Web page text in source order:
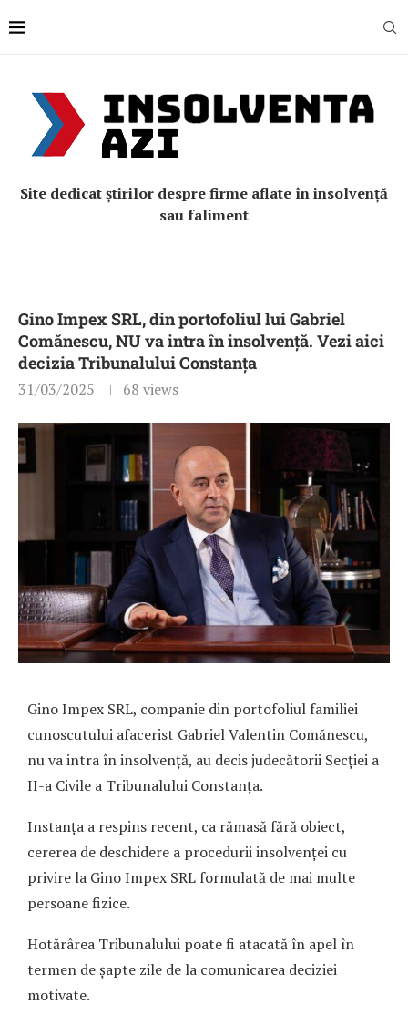
Site dedicat știrilor despre firme aflate în insolvență
sau faliment
Gino Impex SRL, din portofoliul lui Gabriel
Comănescu, NU va intra în insolvență. Vezi aici
decizia Tribunalului Constanța
31/03/2025 68 views
Gino Impex SRL, companie din portofoliul familiei
cunoscutului afacerist Gabriel Valentin Comănescu,
nu va intra în insolvență, au decis judecătorii Secției a
II-a Civile a Tribunalului Constanța.
Instanța a respins recent, ca rămasă fără obiect,
cererea de deschidere a procedurii insolvenței cu
privire la Gino Impex SRL formulată de mai multe
persoane fizice.
Hotărârea Tribunalului poate fi atacată în apel în
termen de șapte zile de la comunicarea deciziei
motivate.